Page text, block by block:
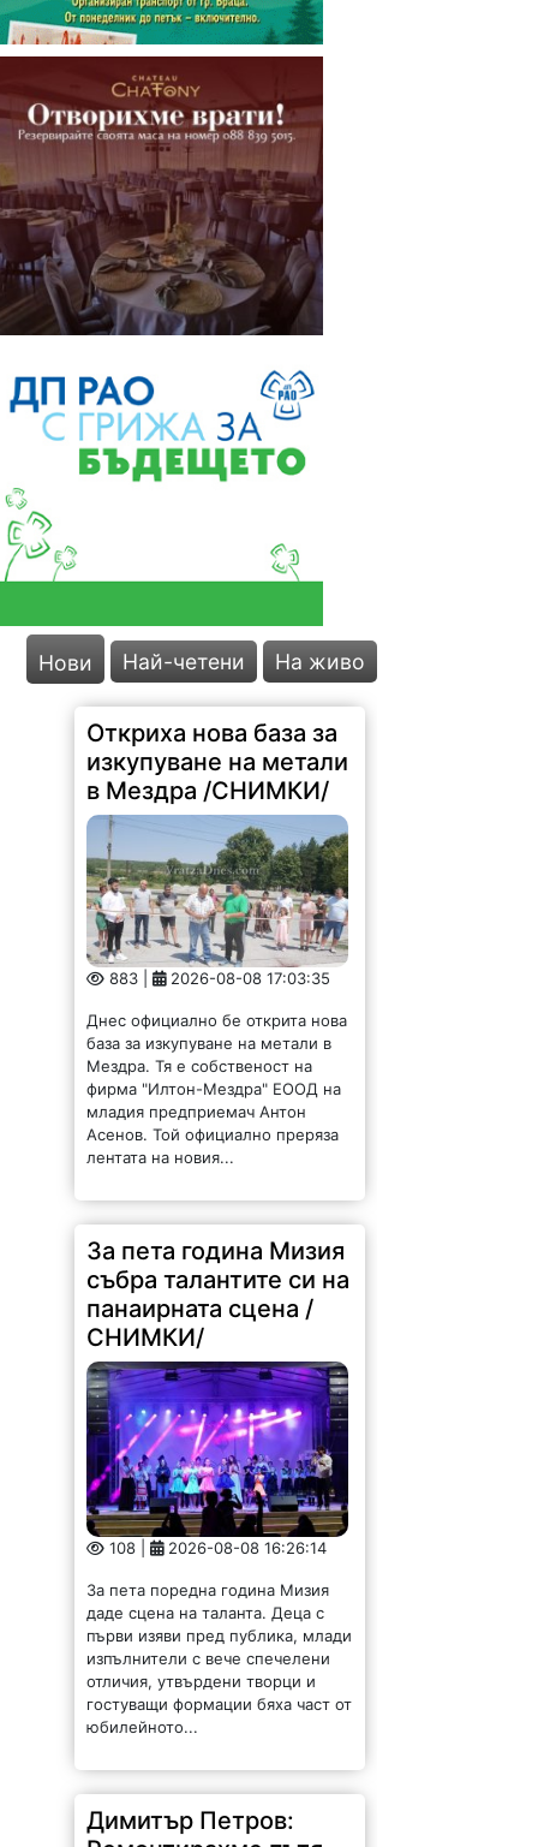
Нови Най-четени На живо
Откриха нова база за
изкупуване на метали
в Мездра /СНИМКИ/
883 | 2026-08-08 17:03:35
Днес официално бе открита нова
база за изкупуване на метали в
Мездра. Тя е собственост на
фирма "Илтон-Мездра" ЕООД на
младия предприемач Антон
Асенов. Той официално преряза
лентата на новия...
За пета година Мизия
събра талантите си на
панаирната сцена /
СНИМКИ/
108 | 2026-08-08 16:26:14
За пета поредна година Мизия
даде сцена на таланта. Деца с
първи изяви пред публика, млади
изпълнители с вече спечелени
отличия, утвърдени творци и
гостуващи формации бяха част от
юбилейното...
Димитър Петров: